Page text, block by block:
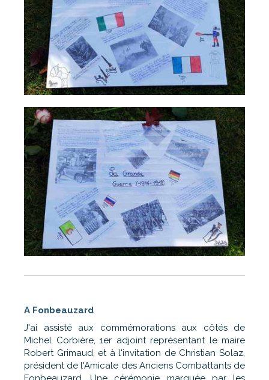
A Fonbeauzard
J'ai assisté aux commémorations aux côtés de
Michel Corbière, 1er adjoint représentant le maire
Robert Grimaud, et à l'invitation de Christian Solaz,
président de l'Amicale des Anciens Combattants de